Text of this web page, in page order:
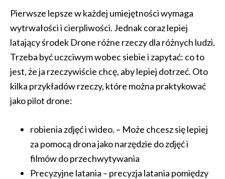
Pierwsze lepsze w każdej umiejętności wymaga
wytrwałości i cierpliwości. Jednak coraz lepiej
latający środek Drone różne rzeczy dla różnych ludzi.
Trzeba być uczciwym wobec siebie i zapytać: co to
jest, że ja rzeczywiście chcę, aby lepiej dotrzeć. Oto
kilka przykładów rzeczy, które można praktykować
jako pilot drone:
robienia zdjęć i wideo. – Może chcesz się lepiej
za pomocą drona jako narzędzie do zdjęć i
filmów do przechwytywania
Precyzyjne latania – precyzja latania pomiędzy